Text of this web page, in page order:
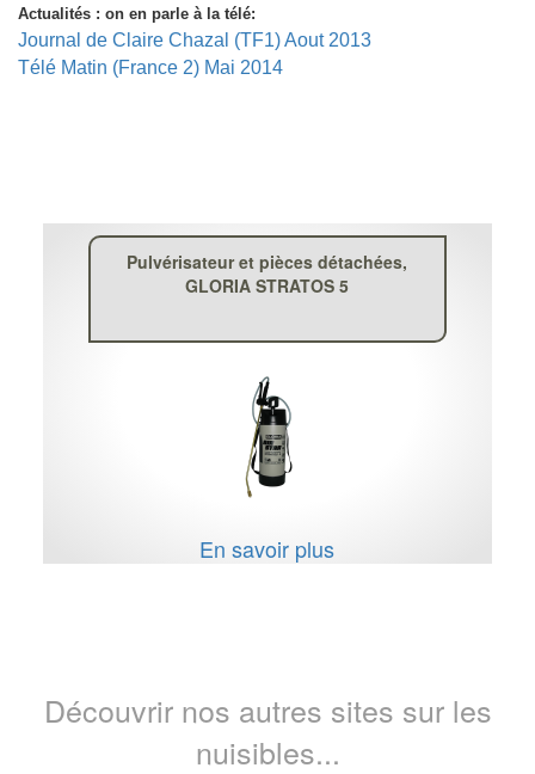
Actualités : on en parle à la télé:
Journal de Claire Chazal (TF1) Aout 2013
Télé Matin (France 2) Mai 2014
Pulvérisateur et pièces détachées,
GLORIA STRATOS 5
En savoir plus
Découvrir nos autres sites sur les
nuisibles...